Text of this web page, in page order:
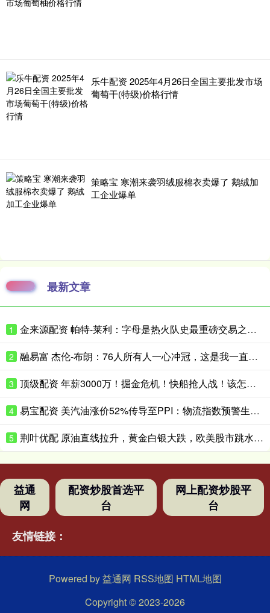
乐牛配资 2025年4月26日全国主要批发市场
葡萄干(特级)价格行情
策略宝 寒潮来袭羽绒服棉衣卖爆了 鹅绒加
工企业爆单
最新文章
1 金来源配资 帕特-莱利：字母是热火队史最重磅交易之一；我们冲冠的底气更足了
2 融易富 杰伦-布朗：76人所有人一心冲冠，这是我一直向往的团队氛围
3 顶级配资 年薪3000万！掘金危机！快船抢人战！该怎么选择？
4 易宝配资 美汽油涨价52%传导至PPI：物流指数预警生效，暂停燃油税只是止痛药？
5 荆叶优配 原油直线拉升，黄金白银大跌，欧美股市跳水！中东再生变数：美国已拒绝伊朗就结束战争提出的书面方案
益通
网
配资炒股首选平
台
网上配资炒股平
台
友情链接：
Powered by益通网 RSS地图 HTML地图
Copyright© 2023-2026